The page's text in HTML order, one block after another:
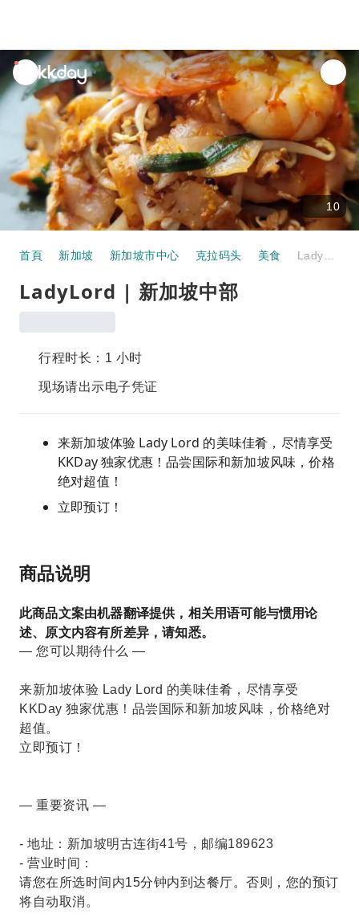
unread
notifications
10
首頁 新加坡 新加坡市中心 克拉码头 美食
LadyLord | 新加坡中部
行程时长：1 小时
现场请出示电子凭证
来新加坡体验 Lady Lord 的美味佳肴，尽情享受
KKDay 独家优惠！品尝国际和新加坡风味，价格
绝对超值！
立即预订！
商品说明
此商品文案由机器翻译提供，相关用语可能与惯用论
述、原文内容有所差异，请知悉。
— 您可以期待什么 —
来新加坡体验 Lady Lord 的美味佳肴，尽情享受
KKDay 独家优惠！品尝国际和新加坡风味，价格绝对
超值。
立即预订！
— 重要资讯 —
- 地址：新加坡明古连街41号，邮编189623
- 营业时间：
请您在所选时间内15分钟内到达餐厅。否则，您的预订
将自动取消。